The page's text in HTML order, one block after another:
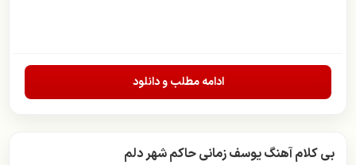
ادامه مطلب و دانلود
بی کلام آهنگ یوسف زمانی حاکم شهر دلم